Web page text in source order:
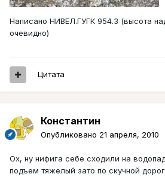
Написано НИВЕЛ.ГУГК 954.3 (высота
очевидно)
Цитата
Константин
Опубликовано 21 апреля, 2010
Ох, ну нифига себе сходили на
подъем тяжелый зато по скучной